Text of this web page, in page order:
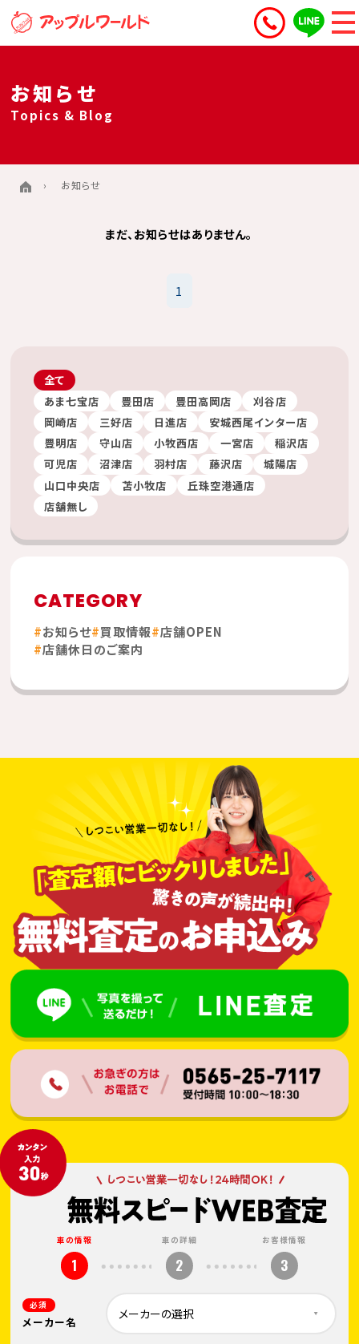
お知らせ
Topics & Blog
お知らせ
まだ、お知らせはありません。
1
全て
あま七宝店
豊田店 豊田高岡店
刈谷店
岡崎店
三好店 日進店
安城西尾インター店
豊明店
守山店 小牧西店 一宮店
稲沢店
可児店
沼津店 羽村店 藤沢店
城陽店
山口中央店
苫小牧店
丘珠空港通店
店舗無し
CATEGORY
お知らせ 買取情報 店舗OPEN
店舗休日のご案内
車の情報
1
車の詳細
2
お客様情報
3
必須
メーカー名